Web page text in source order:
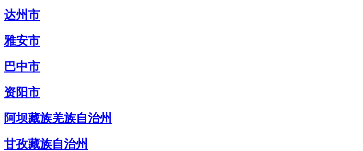
达州市
雅安市
巴中市
资阳市
阿坝藏族羌族自治州
甘孜藏族自治州